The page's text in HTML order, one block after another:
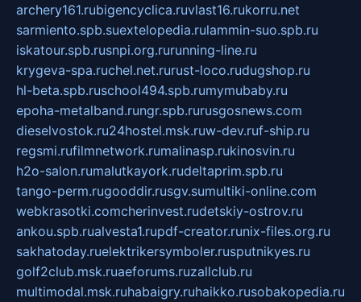
archery161.rubigencyclica.ruvlast16.rukorru.net
sarmiento.spb.suextelopedia.rulammin-suo.spb.ru
iskatour.spb.rusnpi.org.rurunning-line.ru
krygeva-spa.ruchel.net.rurust-loco.rudugshop.ru
hl-beta.spb.ruschool494.spb.rumymubaby.ru
epoha-metalband.rungr.spb.rurusgosnews.com
dieselvostok.ru24hostel.msk.ruw-dev.ruf-ship.ru
regsmi.rufilmnetwork.rumalinasp.rukinosvin.ru
h2o-salon.rumalutkayork.rudeltaprim.spb.ru
tango-perm.rugooddir.rusgv.sumultiki-online.com
webkrasotki.comcherinvest.rudetskiy-ostrov.ru
ankou.spb.rualvesta1.rupdf-creator.runix-files.org.ru
sakhatoday.ruelektrikersymboler.rusputnikyes.ru
golf2club.msk.ruaeforums.ruzallclub.ru
multimodal.msk.ruhabaigry.ruhaikko.rusobakopedia.ru